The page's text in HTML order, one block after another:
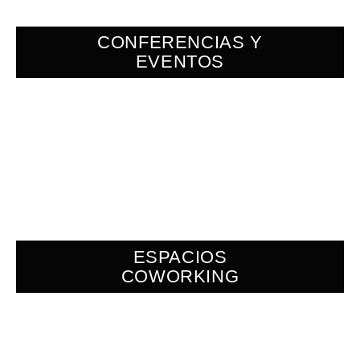
CONFERENCIAS Y
EVENTOS
ESPACIOS
COWORKING